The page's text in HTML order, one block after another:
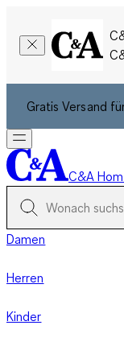
Gratis Versand
C&A
Damen
Herren
Kinder